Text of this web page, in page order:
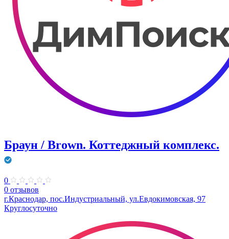
Браун / Brown. Коттеджный комплекс.
0
0 отзывов
г.Краснодар, пос.Индустриальный, ул.Евдокимовская, 97
Круглосуточно